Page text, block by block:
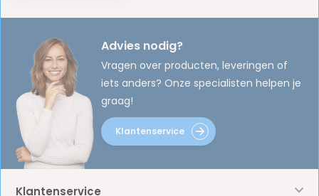
Advies nodig?
Vragen over producten, leveringen of
iets anders? Onze specialisten helpen je
graag!
Klantenservice
Klantenservice